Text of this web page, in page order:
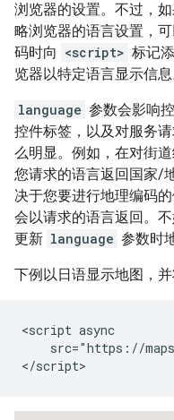
浏览器的设置。不过，
略浏览器的语言设置，
码时向 <script> 标记
览器以特定语言显示信息
language 参数会影响
控件标签，以及对服务
么明显。例如，在对街
您请求的语言返回国家/
决于您要进行地理编码
会以请求的语言返回。
更新 language 参数时
下例以日语显示地图，
<script async
src="https://
</script>